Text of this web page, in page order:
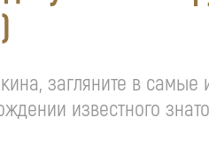
загляните в самые
известного